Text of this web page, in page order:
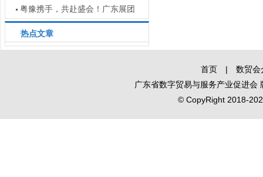
能竞赛结果公示
粤豫携手，共赴盛会！广东展团
亮点抢先看 —— 第十五届河南投洽
会即将启幕
热点文章
首页 |
数贸会
广东省数字贸易与服务产业促进会
© CopyRight 2018-